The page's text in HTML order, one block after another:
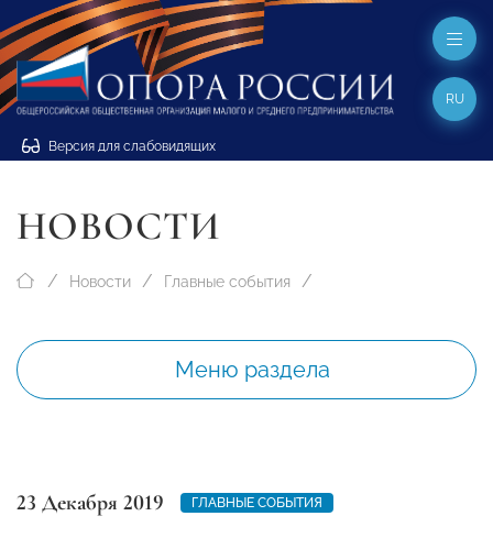
Версия для слабовидящих
RU
НОВОСТИ
Новости Главные события
Меню раздела
23 Декабря 2019 ГЛАВНЫЕ СОБЫТИЯ